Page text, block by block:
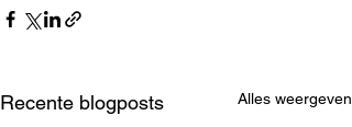
Recente blogposts Alles weergeven